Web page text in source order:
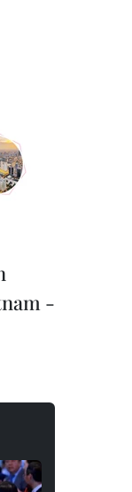
-